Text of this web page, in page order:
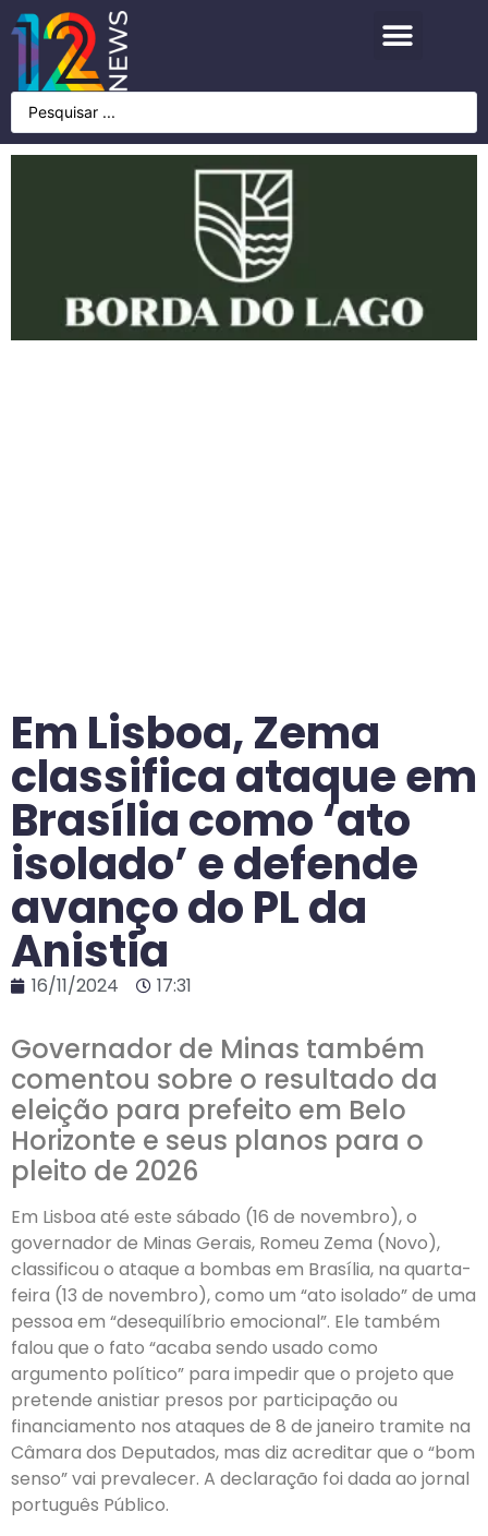
Em Lisboa, Zema
classifica ataque em
Brasília como ‘ato
isolado’ e defende
avanço do PL da
Anistia
16/11/2024 17:31
Governador de Minas também
comentou sobre o resultado da
eleição para prefeito em Belo
Horizonte e seus planos para o
pleito de 2026
Em Lisboa até este sábado (16 de novembro), o
governador de Minas Gerais, Romeu Zema (Novo),
classificou o ataque a bombas em Brasília, na quarta-
feira (13 de novembro), como um “ato isolado” de uma
pessoa em “desequilíbrio emocional”. Ele também
falou que o fato “acaba sendo usado como
argumento político” para impedir que o projeto que
pretende anistiar presos por participação ou
financiamento nos ataques de 8 de janeiro tramite na
Câmara dos Deputados, mas diz acreditar que o “bom
senso” vai prevalecer. A declaração foi dada ao jornal
português Público.